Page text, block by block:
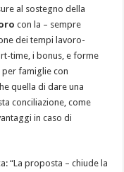
al sostegno della
con la – sempre
dei tempi lavoro-
time, i bonus, e forme
famiglie con
quella di dare una
conciliazione, come
in caso di
“La proposta – chiude la